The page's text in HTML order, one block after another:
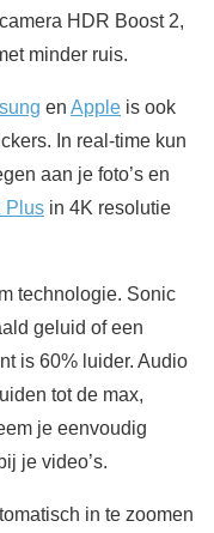
HDR Boost 2,
minder ruis.
en Apple is ook
In real-time kun
aan je foto’s en
Plus in 4K resolutie
technologie. Sonic
geluid of een
is 60% luider. Audio
tot de max,
je eenvoudig
je video’s.
in te zoomen